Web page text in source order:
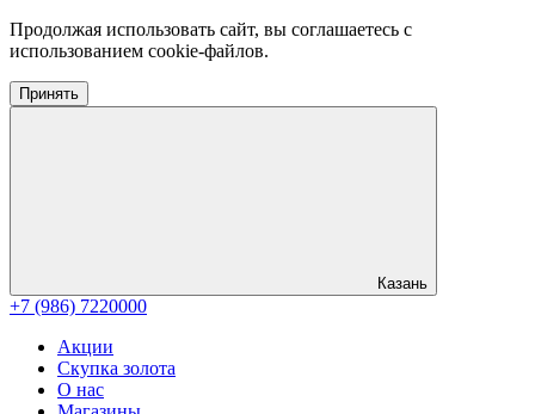
Продолжая использовать сайт, вы соглашаетесь с
использованием cookie-файлов.
Принять
Казань
+7 (986) 7220000
Акции
Скупка золота
О нас